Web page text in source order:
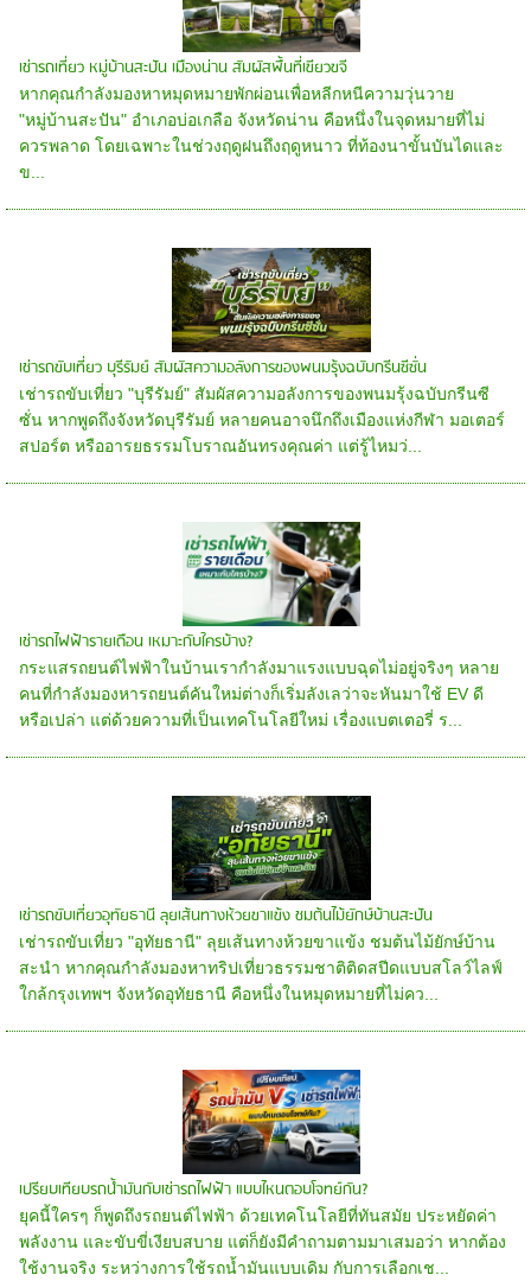
เช่ารถเที่ยว หมู่บ้านสะปัน เมืองน่าน สัมผัสพื้นที่เขียวขจี
หากคุณกำลังมองหาหมุดหมายพักผ่อนเพื่อหลีกหนีความวุ่นวาย
"หมู่บ้านสะปัน" อำเภอบ่อเกลือ จังหวัดน่าน คือหนึ่งในจุดหมายที่ไม่
ควรพลาด โดยเฉพาะในช่วงฤดูฝนถึงฤดูหนาว ที่ท้องนาขั้นบันไดและ
ข...
เช่ารถขับเที่ยว บุรีรัมย์ สัมผัสความอลังการของพนมรุ้งฉบับกรีนซีซั่น
เช่ารถขับเที่ยว "บุรีรัมย์" สัมผัสความอลังการของพนมรุ้งฉบับกรีนซี
ซั่น หากพูดถึงจังหวัดบุรีรัมย์ หลายคนอาจนึกถึงเมืองแห่งกีฬา มอเตอร์
สปอร์ต หรืออารยธรรมโบราณอันทรงคุณค่า แต่รู้ไหมว่...
เช่ารถไฟฟ้ารายเดือน เหมาะกับใครบ้าง?
กระแสรถยนต์ไฟฟ้าในบ้านเรากำลังมาแรงแบบฉุดไม่อยู่จริงๆ หลาย
คนที่กำลังมองหารถยนต์คันใหม่ต่างก็เริ่มลังเลว่าจะหันมาใช้ EV ดี
หรือเปล่า แต่ด้วยความที่เป็นเทคโนโลยีใหม่ เรื่องแบตเตอรี่ ร...
เช่ารถขับเที่ยวอุทัยธานี ลุยเส้นทางห้วยขาแข้ง ชมต้นไม้ยักษ์บ้านสะปัน
เช่ารถขับเที่ยว "อุทัยธานี" ลุยเส้นทางห้วยขาแข้ง ชมต้นไม้ยักษ์บ้าน
สะนำ หากคุณกำลังมองหาทริปเที่ยวธรรมชาติติดสปีดแบบสโลว์ไลฟ์
ใกล้กรุงเทพฯ จังหวัดอุทัยธานี คือหนึ่งในหมุดหมายที่ไม่คว...
เปรียบเทียบรถน้ำมันกับเช่ารถไฟฟ้า แบบไหนตอบโจทย์กัน?
ยุคนี้ใครๆ ก็พูดถึงรถยนต์ไฟฟ้า ด้วยเทคโนโลยีที่ทันสมัย ประหยัดค่า
พลังงาน และขับขี่เงียบสบาย แต่ก็ยังมีคำถามตามมาเสมอว่า หากต้อง
ใช้งานจริง ระหว่างการใช้รถน้ำมันแบบเดิม กับการเลือกเช...